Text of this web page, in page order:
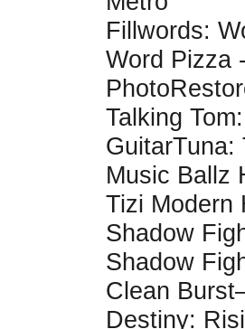
Fillwords:
Word Pizza
Talking
GuitarTuna:
Music Ballz
Tizi Modern
Shadow
Shadow
Clean
Destiny: